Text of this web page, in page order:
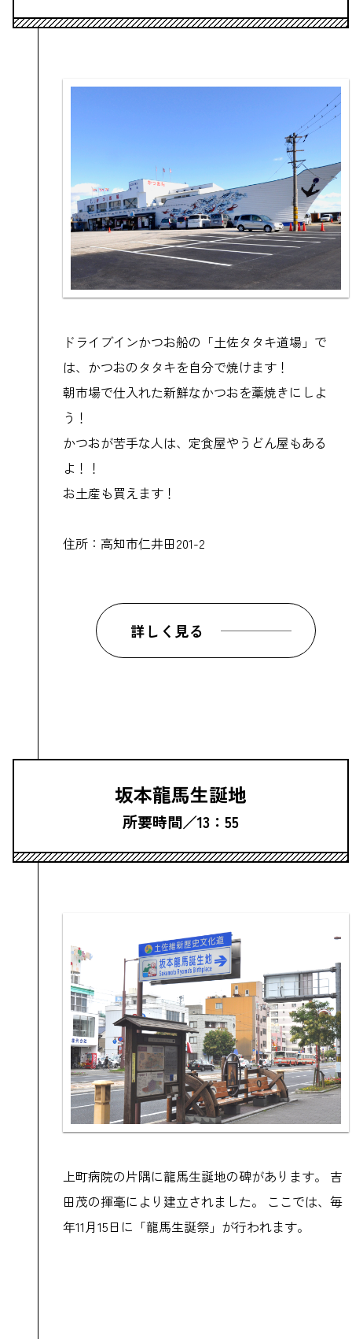
ドライブインかつお船の「土佐タタキ道場」で
は、かつおのタタキを自分で焼けます！
朝市場で仕入れた新鮮なかつおを藁焼きにしよ
う！
かつおが苦手な人は、定食屋やうどん屋もある
よ！！
お土産も買えます！
住所：高知市仁井田201-2
詳しく見る
坂本龍馬生誕地
所要時間／13：55
上町病院の片隅に龍馬生誕地の碑があります。 吉
田茂の揮毫により建立されました。 ここでは、毎
年11月15日に「龍馬生誕祭」が行われます。